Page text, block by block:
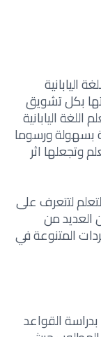
اليابانية
بكل تشويق
اليابانية
بسهولة ورسوما
وتجعلها اثر
لتتعرف على
العديد من
المتنوعة في
القواعد